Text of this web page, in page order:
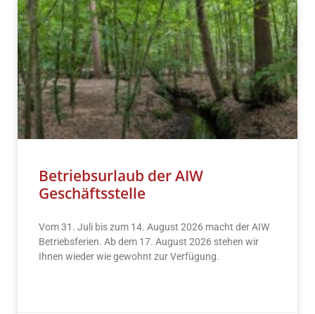
Betriebsurlaub der AIW
Geschäftsstelle
Vom 31. Juli bis zum 14. August 2026 macht der AIW
Betriebsferien. Ab dem 17. August 2026 stehen wir
Ihnen wieder wie gewohnt zur Verfügung.